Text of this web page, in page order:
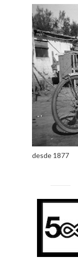
desde 1877